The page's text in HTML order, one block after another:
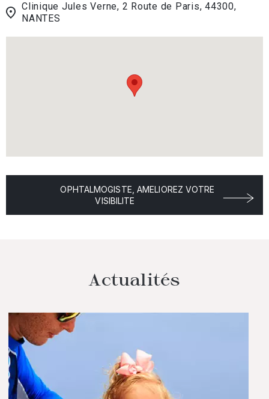
Clinique Jules Verne, 2 Route de Paris, 44300,
NANTES
OPHTALMOGISTE, AMELIOREZ VOTRE
VISIBILITE
Actualités